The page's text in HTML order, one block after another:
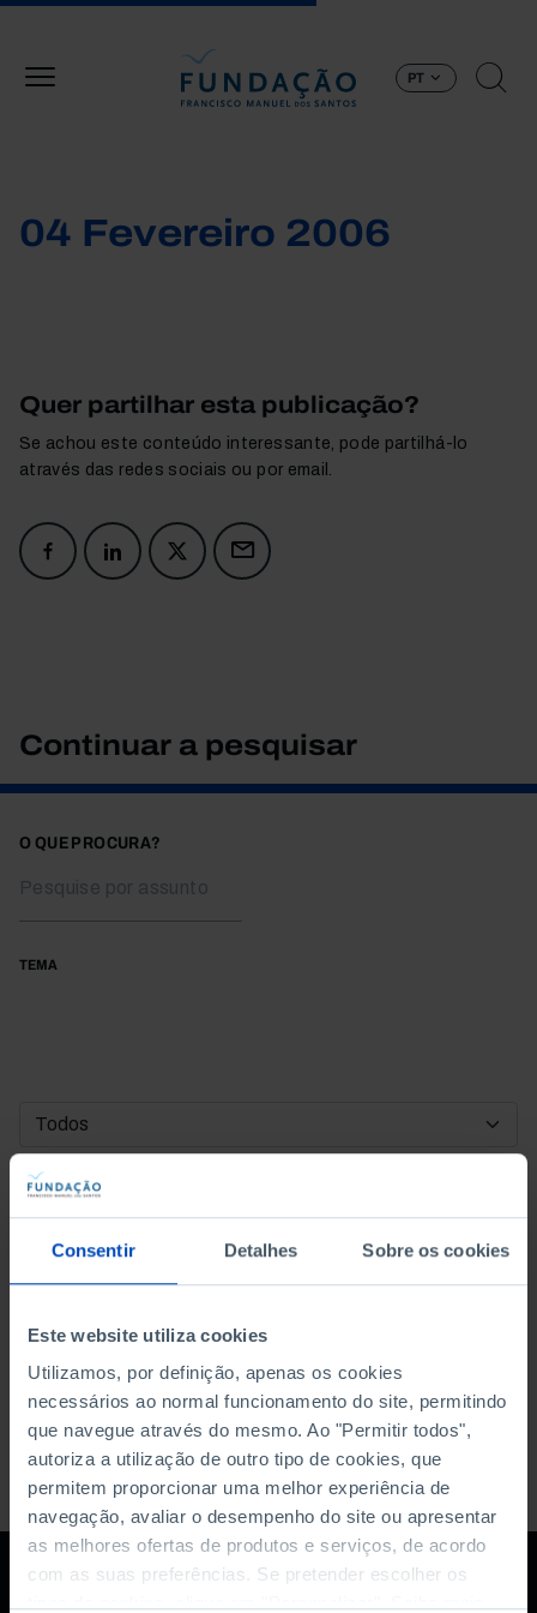
Consentir Detalhes Sobre os cookies
Este website utiliza cookies
Utilizamos, por definição, apenas os cookies
necessários ao normal funcionamento do site, permitindo
que navegue através do mesmo. Ao "Permitir todos",
autoriza a utilização de outro tipo de cookies, que
permitem proporcionar uma melhor experiência de
navegação, avaliar o desempenho do site ou apresentar
as melhores ofertas de produtos e serviços, de acordo
com as suas preferências. Se pretender escolher os
PT
04 Fevereiro 2006
Quer partilhar esta publicação?
Se achou este conteúdo interessante, pode partilhá-lo
através das redes sociais ou por email.
Continuar a pesquisar
O QUE PROCURA?
TEMA
DATA DE INÍCIO
DATA DE FIM